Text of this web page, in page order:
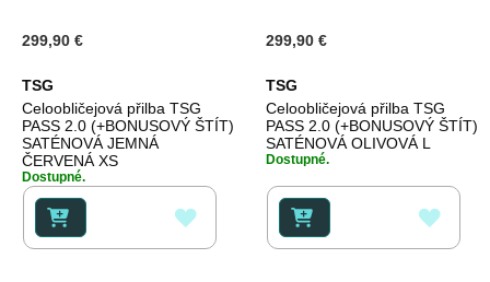
299,90 €
TSG
Celoobličejová přilba TSG
PASS 2.0 (+BONUSOVÝ ŠTÍT)
SATÉNOVÁ JEMNÁ
ČERVENÁ XS
Dostupné.
K
299,90 €
TSG
Celoobličejová přilba TSG
PASS 2.0 (+BONUSOVÝ ŠTÍT)
SATÉNOVÁ OLIVOVÁ L
Dostupné.
K